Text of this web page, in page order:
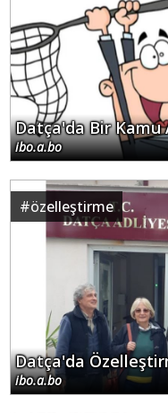
Datça'da Bir Kamu
ibo.a.bo
#özelleştirme
Datça'da
ibo.a.bo